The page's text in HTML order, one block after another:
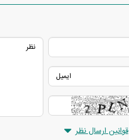
قوانین ارسال نظر